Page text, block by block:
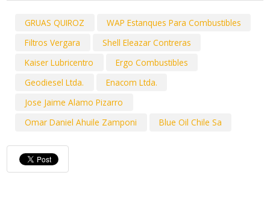
GRUAS QUIROZ
WAP Estanques Para Combustibles
Filtros Vergara
Shell Eleazar Contreras
Kaiser Lubricentro
Ergo Combustibles
Geodiesel Ltda.
Enacom Ltda.
Jose Jaime Alamo Pizarro
Omar Daniel Ahuile Zamponi
Blue Oil Chile Sa